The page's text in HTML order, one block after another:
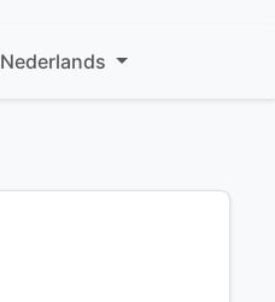
Nederlands